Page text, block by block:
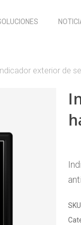
Indicador exterior de